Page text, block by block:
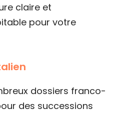
claire et
pour votre
dossiers franco-
des successions